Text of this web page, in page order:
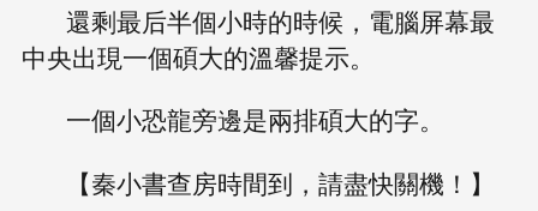
還剩最后半個小時的時候，電腦屏幕最
中央出現一個碩大的溫馨提示。
一個小恐龍旁邊是兩排碩大的字。
【秦小書查房時間到，請盡快關機！】